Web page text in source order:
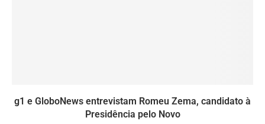
g1 e GloboNews entrevistam Romeu Zema, candidato à
Presidência pelo Novo